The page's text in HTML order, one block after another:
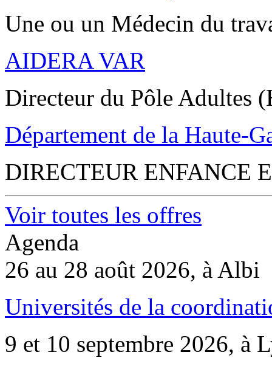
Une ou un Médecin du
AIDERA VAR
Directeur du Pôle Adultes
Département de la Haute-
DIRECTEUR ENFANCE
Voir toutes les offres
Agenda
26 au 28 août 2026, à Albi
Universités de la
9 et 10 septembre 2026, à